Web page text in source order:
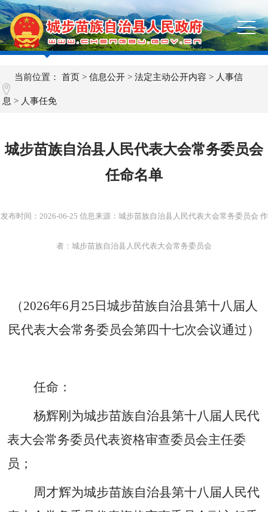
当前位置：首页 >信息公开 >法定主动公开内容 > 人事信
息 > 人事任免
城步苗族自治县人民代表大会常务委员会
任命名单
发布时间： 2026-06-25 信息来源：城步苗族自治县人民代表大会常务委员会 作
者：城步苗族自治县人民代表大会常务委员会
（2026年6月25日城步苗族自治县第十八届人
民代表大会常务委员会第四十七次会议通过）
任命：
杨辉刚为城步苗族自治县第十八届人民代
表大会常务委员代表资格审查委员会主任委
员；
周才辉为城步苗族自治县第十八届人民代